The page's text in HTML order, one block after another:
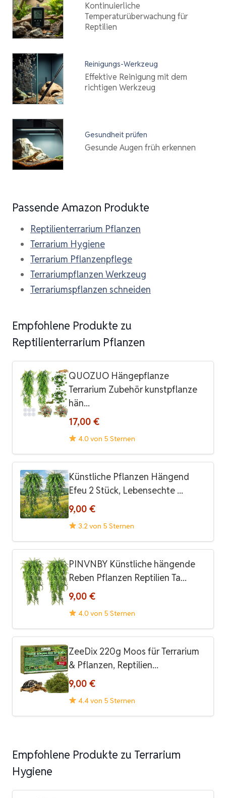
Kontinuierliche
Temperaturüberwachung für
Reptilien
Reinigungs-Werkzeug
Effektive Reinigung mit dem
richtigen Werkzeug
Gesundheit prüfen
Gesunde Augen früh erkennen
Passende Amazon Produkte
Reptilienterrarium Pflanzen
Terrarium Hygiene
Terrarium Pflanzenpflege
Terrariumpflanzen Werkzeug
Terrariumspflanzen schneiden
Empfohlene Produkte zu
Reptilienterrarium Pflanzen
QUOZUO Hängepflanze
Terrarium Zubehör kunstpflanze
hän...
17,00 €
4.0 von 5 Sternen
Künstliche Pflanzen Hängend
Efeu 2 Stück, Lebensechte ...
9,00 €
3.2 von 5 Sternen
PINVNBY Künstliche hängende
Reben Pflanzen Reptilien Ta...
9,00 €
4.0 von 5 Sternen
ZeeDix 220g Moos für Terrarium
& Pflanzen, Reptilien...
9,00 €
4.4 von 5 Sternen
Empfohlene Produkte zu Terrarium
Hygiene